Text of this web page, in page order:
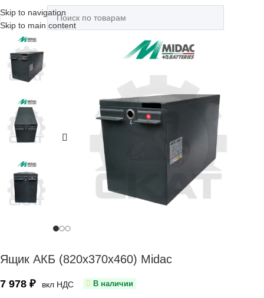
Skip to navigation
Skip to main content
Ящик АКБ (820х370х460) Midac
7 978 ₽ вкл НДС В наличии